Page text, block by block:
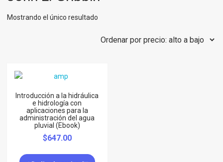
Mostrando el único resultado
Introducción a la hidráulica
e hidrología con
aplicaciones para la
administración del agua
pluvial (Ebook)
$647.00